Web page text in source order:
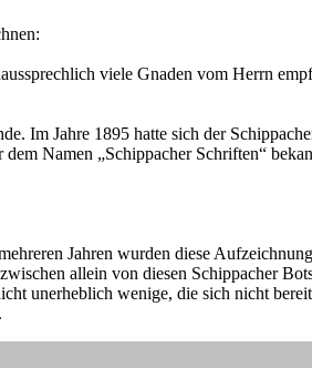
viele Gnaden vom Herrn
Im Jahre 1895 hatte sich der
Namen „Schippacher Schriften“
Jahren wurden diese
allein von diesen Schippacher
unerheblich wenige, die sich nicht